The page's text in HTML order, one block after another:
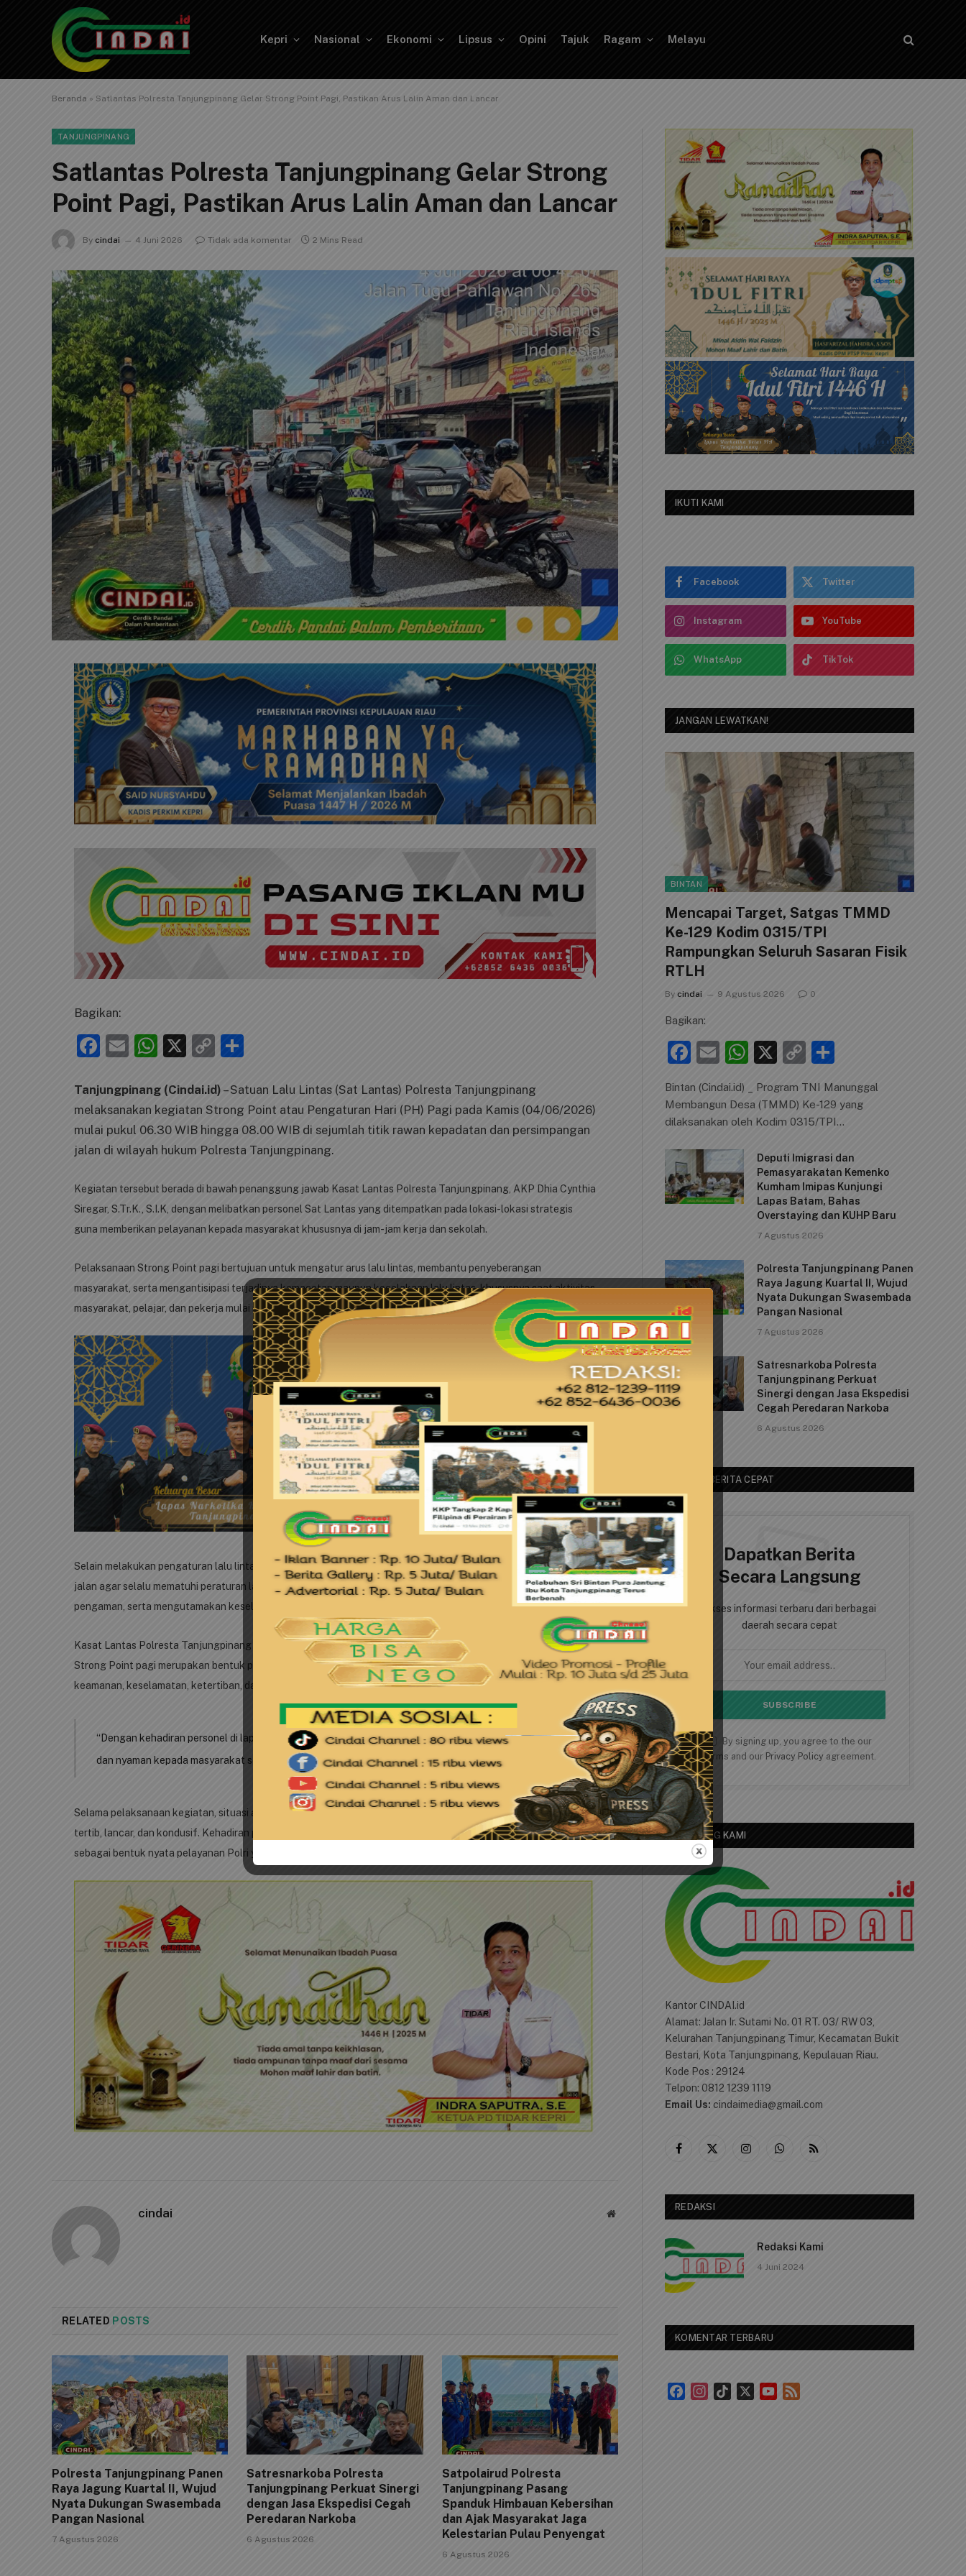
Kepri Nasional Ekonomi Lipsus Opini Tajuk Ragam Melayu
Beranda » Satlantas Polresta Tanjungpinang Gelar Strong Point Pagi, Pastikan Arus Lalin Aman dan Lancar
TANJUNGPINANG
Satlantas Polresta Tanjungpinang Gelar Strong
Point Pagi, Pastikan Arus Lalin Aman dan Lancar
By cindai 4 Juni 2026 Tidak ada komentar 2 Mins Read
Bagikan:
Facebook
EmailWhatsApp
X
Copy
Tanjungpinang (Cindai.id) – Satuan Lalu Lintas (Sat Lantas) Polresta Tanjungpinang
melaksanakan kegiatan Strong Point atau Pengaturan Hari (PH) Pagi pada Kamis (04/06/2026)
mulai pukul 06.30 WIB hingga 08.00 WIB di sejumlah titik rawan kepadatan dan persimpangan
jalan di wilayah hukum Polresta Tanjungpinang.
Kegiatan tersebut berada di bawah penanggung jawab Kasat Lantas Polresta Tanjungpinang, AKP Dhia Cynthia
Siregar, S.Tr.K., S.I.K, dengan melibatkan personel Sat Lantas yang ditempatkan pada lokasi-lokasi strategis
guna memberikan pelayanan kepada masyarakat khususnya di jam-jam kerja dan sekolah.
Pelaksanaan Strong Point pagi bertujuan untuk mengatur arus lalu lintas, membantu penyeberangan
masyarakat, serta mengantisipasi terjadinya kemacetan maupun kecelakaan lalu lintas, khususnya saat aktivitas
masyarakat, pelajar, dan pekerja mulai meningkat.
Selain melakukan pengaturan lalu lintas, personel Sat Lantas juga memberikan imbauan kepada para pengguna
jalan agar selalu mematuhi peraturan lalu lintas, menggunakan helm berstandar SNI, mengenakan sabuk
pengaman, serta mengutamakan keselamatan selama berkendara.
Kasat Lantas Polresta Tanjungpinang AKP Dhia Cynthia Siregar, S.Tr.K, S.I.K menyampaikan bahwa kegiatan
Strong Point pagi merupakan bentuk pelayanan prima Polri kepada masyarakat guna menciptakan situasi
keamanan, keselamatan, ketertiban, dan kelancaran lalu lintas (Kamseltibcarlantas).
“Dengan kehadiran personel di lapangan pada jam-jam sibuk, diharapkan dapat memberikan rasa aman
dan nyaman kepada masyarakat serta mendukung kelancaran aktivitas pagi hari,” ujarnya.
Selama pelaksanaan kegiatan, situasi arus lalu lintas di wilayah hukum Polresta Tanjungpinang terpantau aman,
tertib, lancar, dan kondusif. Kehadiran personel Sat Lantas di tengah masyarakat juga mendapat respons positif
sebagai bentuk nyata pelayanan Polri yang humanis dan responsif.(Red)
cindai Website
RELATED POSTS
Polresta Tanjungpinang Panen
Raya Jagung Kuartal II, Wujud
Nyata Dukungan Swasembada
Pangan Nasional
7 Agustus 2026
Satresnarkoba Polresta
Tanjungpinang Perkuat Sinergi
dengan Jasa Ekspedisi Cegah
Peredaran Narkoba
6 Agustus 2026
Satpolairud Polresta
Tanjungpinang Pasang
Spanduk Himbauan Kebersihan
dan Ajak Masyarakat Jaga
Kelestarian Pulau Penyengat
6 Agustus 2026
IKUTI KAMI
Facebook Twitter
Instagram YouTube
WhatsApp TikTok
JANGAN LEWATKAN!
BINTAN
Mencapai Target, Satgas TMMD
Ke-129 Kodim 0315/TPI
Rampungkan Seluruh Sasaran Fisik
RTLH
By cindai 9 Agustus 2026 0
Bagikan:
F
c
e
b
o
o
k
E
ai
l
W
at
s
p
p
X
C
p
y
n
k
ar
e
Bintan (Cindai.id) _ Program TNI Manunggal
Membangun Desa (TMMD) Ke-129 yang
dilaksanakan oleh Kodim 0315/TPI…
Deputi Imigrasi dan
Pemasyarakatan Kemenko
Kumham Imipas Kunjungi
Lapas Batam, Bahas
Overstaying dan KUHP Baru
7 Agustus 2026
Polresta Tanjungpinang Panen
Raya Jagung Kuartal II, Wujud
Nyata Dukungan Swasembada
Pangan Nasional
7 Agustus 2026
Satresnarkoba Polresta
Tanjungpinang Perkuat
Sinergi dengan Jasa Ekspedisi
Cegah Peredaran Narkoba
6 Agustus 2026
AKSES BERITA CEPAT
Dapatkan Berita
Secara Langsung
Akses informasi terbaru dari berbagai
daerah secara cepat
By signing up, you agree to the our
terms and our Privacy Policy agreement.
TENTANG KAMI
Kantor CINDAI.id
Alamat: Jalan Ir. Sutami No. 01 RT. 03/ RW 03,
Kelurahan Tanjungpinang Timur, Kecamatan Bukit
Bestari, Kota Tanjungpinang, Kepulauan Riau.
Kode Pos : 29124
Telpon: 0812 1239 1119
Email Us: cindaimedia@gmail.com
Facebook
X
InstagramWhatsApp
RSS
REDAKSI
Redaksi Kami
4 Juni 2024
KOMENTAR TERBARU
FacebookInstagram
TikTok
YouTube